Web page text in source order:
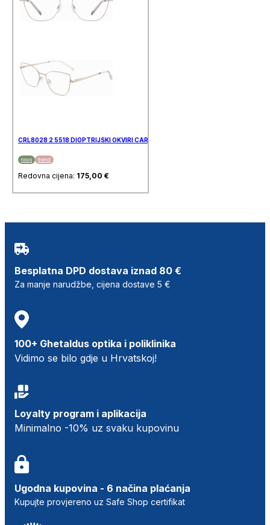
CRL8028 2 5518 DIOPTRIJSKI OKVIRI CAROLINA LEMKE
novo trend
Redovna cijena: 175,00 €
Besplatna DPD dostava iznad 80 €
Za manje narudžbe, cijena dostave 5 €
100+ Ghetaldus optika i poliklinika
Vidimo se bilo gdje u Hrvatskoj!
Loyalty program i aplikacija
Minimalno -10% uz svaku kupovinu
Ugodna kupovina - 6 načina plaćanja
Kupujte provjereno uz Safe Shop certifikat